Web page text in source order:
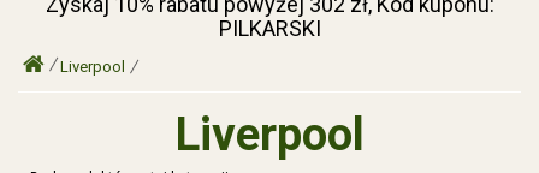
PILKARSKI
Liverpool
Liverpool